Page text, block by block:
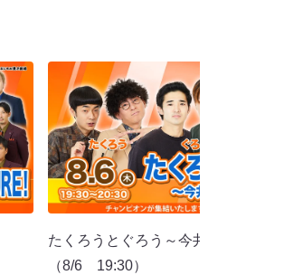
たくろうとぐろう～今井らいぱち編～
（8/6 19:30）